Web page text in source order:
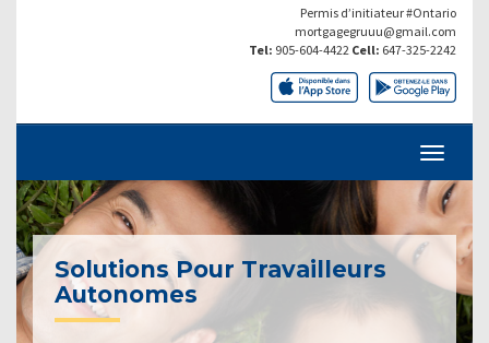
Permis d’initiateur #Ontario
mortgagegruuu@gmail.com
Tel: 905-604-4422 Cell: 647-325-2242
Solutions Pour Travailleurs
Autonomes